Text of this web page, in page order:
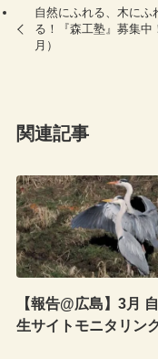
自然にふれる、木にふ
る！『森工塾』募集中
月）
関連記事
【報告@広島】3月
生サイトモニタリン